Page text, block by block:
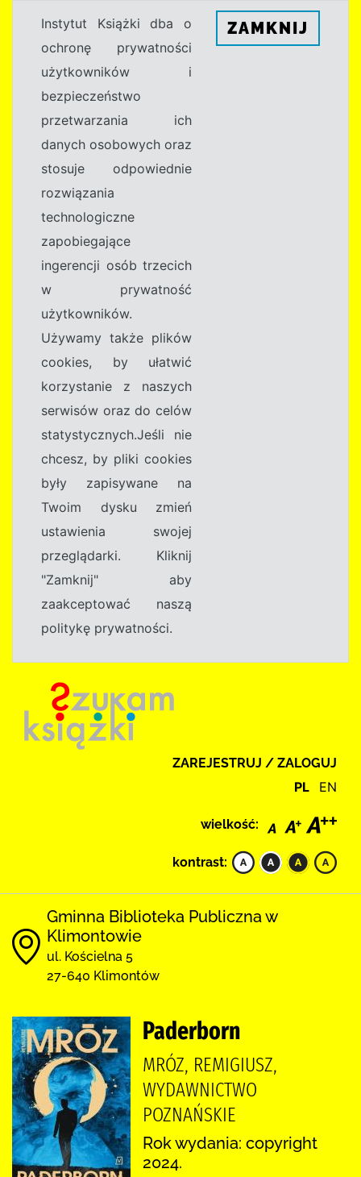
Instytut Książki dba o
ochronę prywatności
użytkowników i
bezpieczeństwo
przetwarzania ich
danych osobowych oraz
stosuje odpowiednie
rozwiązania
technologiczne
zapobiegające
ingerencji osób trzecich
w prywatność
użytkowników.
Używamy także plików
cookies, by ułatwić
korzystanie z naszych
serwisów oraz do celów
statystycznych.Jeśli nie
chcesz, by pliki cookies
były zapisywane na
Twoim dysku zmień
ustawienia swojej
przeglądarki. Kliknij
"Zamknij" aby
zaakceptować naszą
politykę prywatności.
ZAMKNIJ
ZAREJESTRUJ / ZALOGUJ
PL EN
wielkość:
kontrast:
Gminna Biblioteka Publiczna w
Klimontowie
ul. Kościelna 5
27-640 Klimontów
Paderborn
MRÓZ, REMIGIUSZ,
WYDAWNICTWO
POZNAŃSKIE
Rok wydania: copyright
2024.